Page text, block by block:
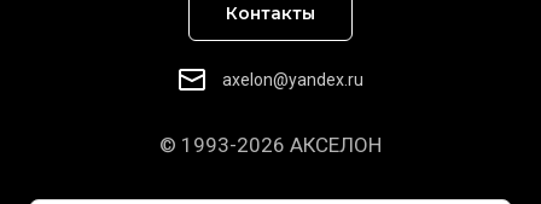
© 1993-2026 АКСЕЛОН
Контакты
axelon@yandex.ru